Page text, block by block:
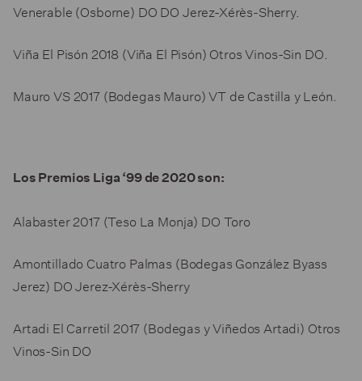
Venerable (Osborne) DO DO Jerez-Xérès-Sherry.
Viña El Pisón 2018 (Viña El Pisón) Otros Vinos-Sin DO.
Mauro VS 2017 (Bodegas Mauro) VT de Castilla y León.
Los Premios Liga ‘99 de 2020 son:
Alabaster 2017 (Teso La Monja) DO Toro
Amontillado Cuatro Palmas (Bodegas González Byass
Jerez) DO Jerez-Xérès-Sherry
Artadi El Carretil 2017 (Bodegas y Viñedos Artadi) Otros
Vinos-Sin DO